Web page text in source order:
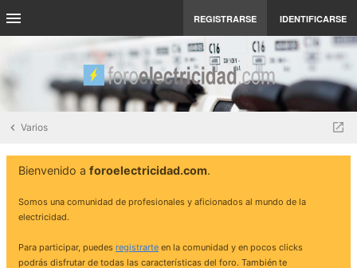
REGISTRARSE IDENTIFICARSE
Varios
Bienvenido a foroelectricidad.com.
Somos una comunidad de profesionales y aficionados al mundo de la
electricidad.
Para participar, puedes registrarte en la comunidad y en pocos clicks
podrás disfrutar de todas las características del foro. También te